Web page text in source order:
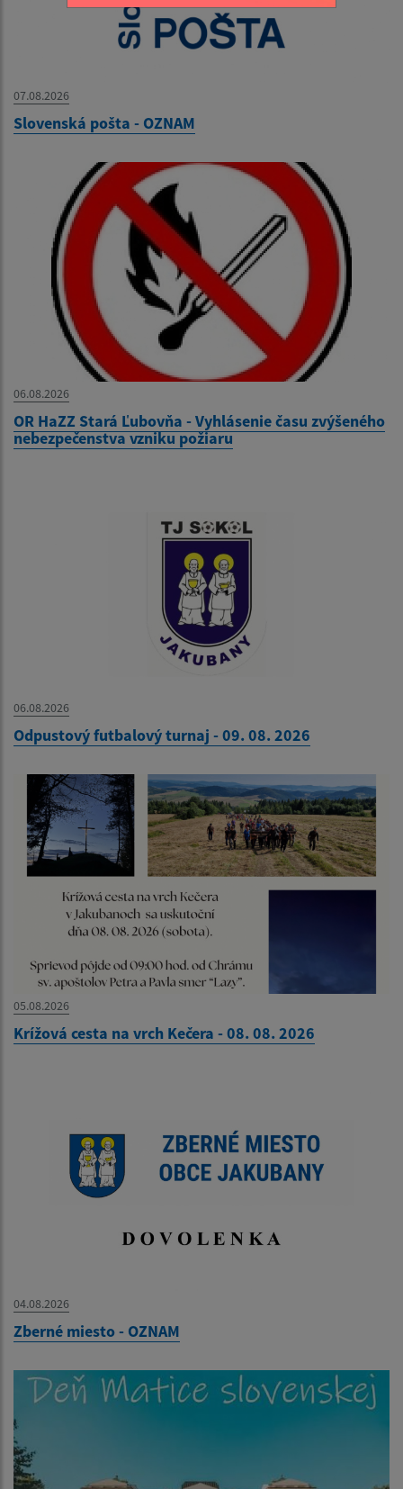
07.08.2026
Slovenská pošta - OZNAM
06.08.2026
OR HaZZ Stará Ľubovňa - Vyhlásenie času zvýšeného
nebezpečenstva vzniku požiaru
06.08.2026
Odpustový futbalový turnaj - 09. 08. 2026
05.08.2026
Krížová cesta na vrch Kečera - 08. 08. 2026
04.08.2026
Zberné miesto - OZNAM